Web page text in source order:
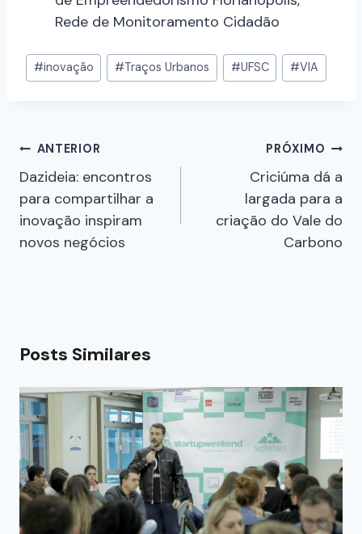
Rede de Monitoramento Cidadão
#inovação #Traços Urbanos #UFSC #VIA
ANTERIOR
Dazideia: encontros
para compartilhar a
inovação inspiram
novos negócios
PRÓXIMO
Criciúma dá a
largada para a
criação do Vale do
Carbono
Posts Similares